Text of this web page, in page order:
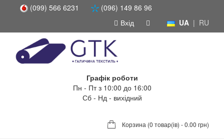
(099) 566 6231
(096) 149 86 96
UA | RU
Вхід
Графік роботи
Пн - Пт з 10:00 до 16:00
Сб - Нд - вихідний
Корзина (0 товар(ів) - 0.00 грн)